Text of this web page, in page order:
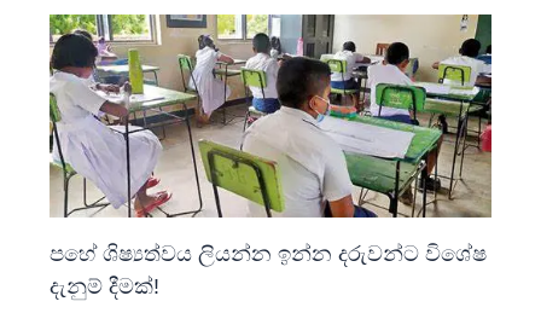
පහේ ශිෂ්‍යත්වය ලියන්න ඉන්න දරුවන්ට විශේෂ
දැනුම් දීමක්!